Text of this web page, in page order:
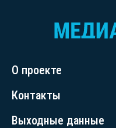
О проекте
Контакты
Выходные данные